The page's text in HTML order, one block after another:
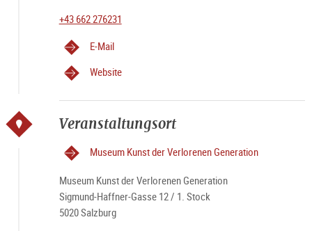
+43 662 276231
E-Mail
Website
Veranstaltungsort
Museum Kunst der Verlorenen Generation
Museum Kunst der Verlorenen Generation
Sigmund-Haffner-Gasse 12 / 1. Stock
5020 Salzburg